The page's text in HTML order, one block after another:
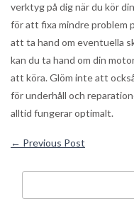
verktyg på dig när du kör
för att fixa mindre problem
att ta hand om eventuella
kan du ta hand om din
att köra. Glöm inte att
för underhåll och
alltid fungerar optimalt.
← Previous Post